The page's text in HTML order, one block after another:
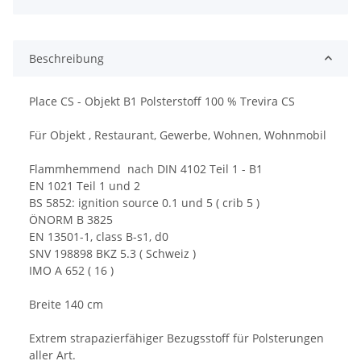
Beschreibung
Place CS - Objekt B1 Polsterstoff 100 % Trevira CS
Für Objekt , Restaurant, Gewerbe, Wohnen, Wohnmobil
Flammhemmend nach DIN 4102 Teil 1 - B1
EN 1021 Teil 1 und 2
BS 5852: ignition source 0.1 und 5 ( crib 5 )
ÖNORM B 3825
EN 13501-1, class B-s1, d0
SNV 198898 BKZ 5.3 ( Schweiz )
IMO A 652 ( 16 )
Breite 140 cm
Extrem strapazierfähiger Bezugsstoff für Polsterungen
aller Art.